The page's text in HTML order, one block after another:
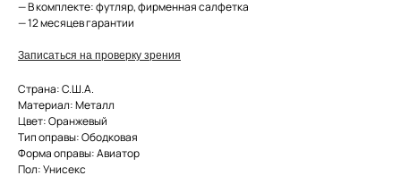
— В комплекте: футляр, фирменная салфетка
— 12 месяцев гарантии
Записаться на проверку зрения
Страна: C.Ш.А.
Материал: Металл
Цвет: Оранжевый
Тип оправы: Ободковая
Форма оправы: Авиатор
Пол: Унисекс